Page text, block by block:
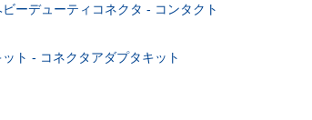
ビーデューティコネクタ - コンタクト
ット - コネクタアダプタキット